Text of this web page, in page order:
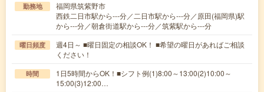
勤務地
福岡県筑紫野市
西鉄二日市駅から---分／二日市駅から---分／原田(福岡県)駅
から---分／朝倉街道駅から---分／筑紫駅から---分
曜日頻度
週4日～ ■曜日固定の相談OK！ ■希望の曜日があればご相談
ください！
時間
1日5時間からOK！■シフト例(1)8:00～13:00(2)10:00～
15:00(3)12:00…